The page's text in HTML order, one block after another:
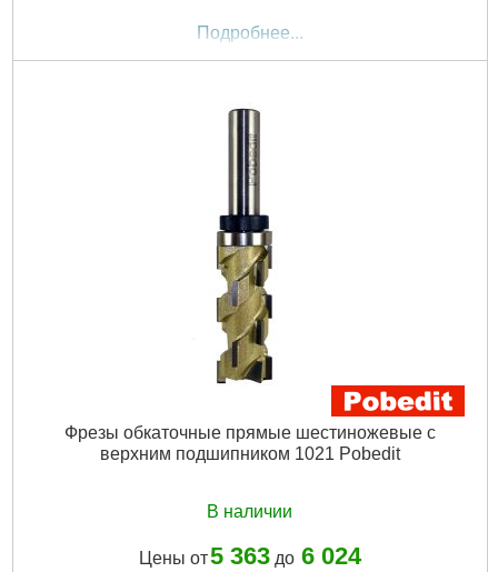
Подробнее...
Фрезы обкаточные прямые шестиножевые с
верхним подшипником 1021 Pobedit
В наличии
Цены от5 363до 6 024